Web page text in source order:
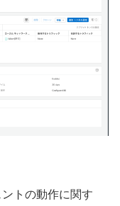
トの動作に関す